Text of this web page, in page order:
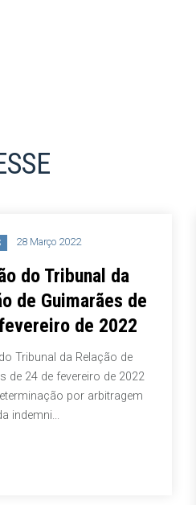
Março 2022
Tribunal da
Guimarães de
de 2022
da Relação de
de fevereiro de 2022
por arbitragem